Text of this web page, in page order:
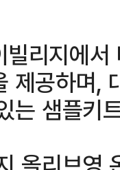
리지에
제공하며,
는 샘플키